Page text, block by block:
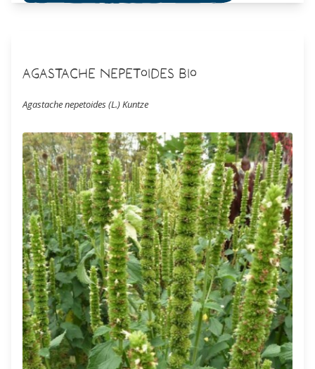
Agastache nepetoides Bio
Agastache nepetoides (L.) Kuntze